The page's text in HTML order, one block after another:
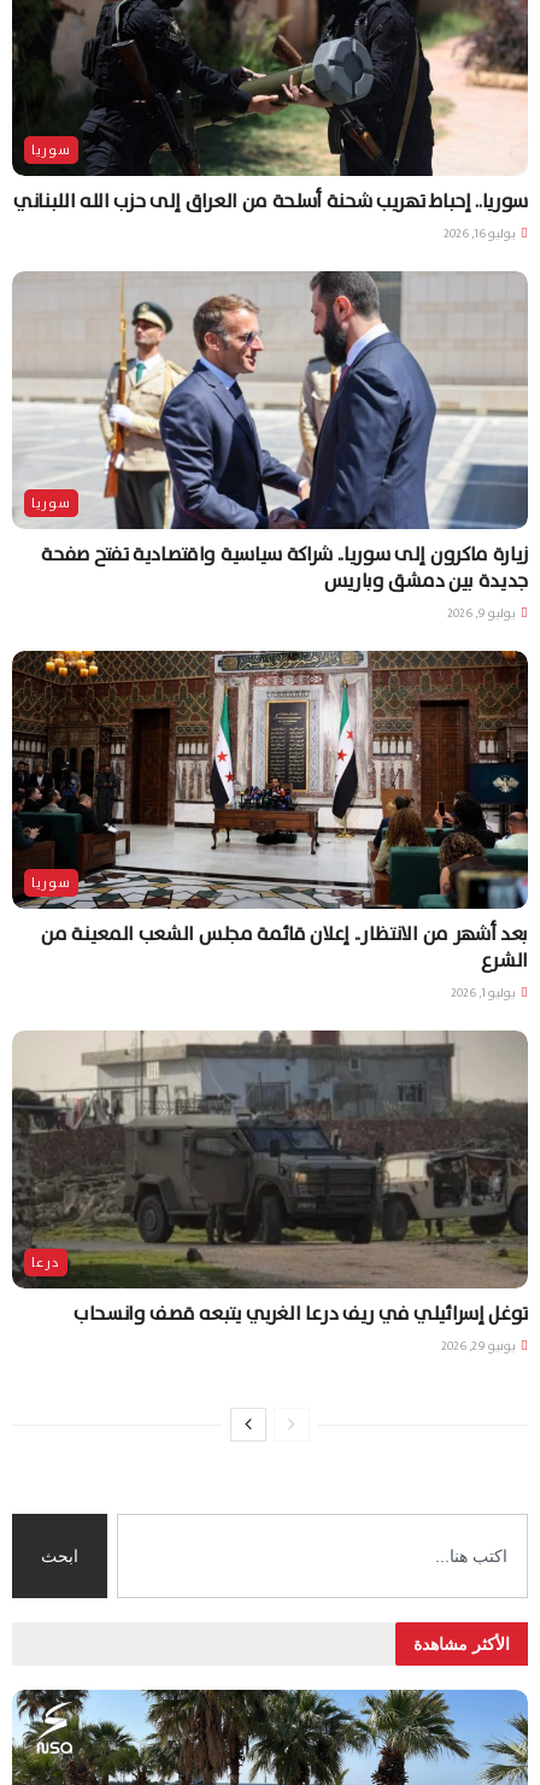
سوريا
سوريا.. إحباط تهريب شحنة أسلحة من العراق إلى حزب الله اللبناني
يوليو 16, 2026
سوريا
زيارة ماكرون إلى سوريا.. شراكة سياسية واقتصادية تفتح صفحة
جديدة بين دمشق وباريس
يوليو 9, 2026
سوريا
بعد أشهر من الانتظار.. إعلان قائمة مجلس الشعب المعينة من
الشرع
يوليو 1, 2026
درعا
توغل إسرائيلي في ريف درعا الغربي يتبعه قصف وانسحاب
يونيو 29, 2026
ابحث
الأكثر مشاهدة